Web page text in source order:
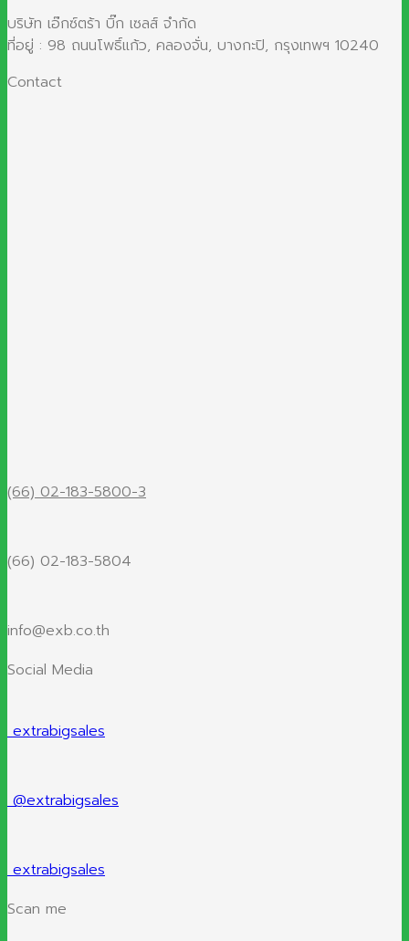
บริษัท เอ๊กซ์ตร้า บิ๊ก เซลส์ จำกัด
ที่อยู่ : 98 ถนนโพธิ์แก้ว, คลองจั่น, บางกะปิ, กรุงเทพฯ 10240
Contact
(66) 02-183-5800-3
(66) 02-183-5804
info@exb.co.th
Social Media
extrabigsales
@extrabigsales
extrabigsales
Scan me